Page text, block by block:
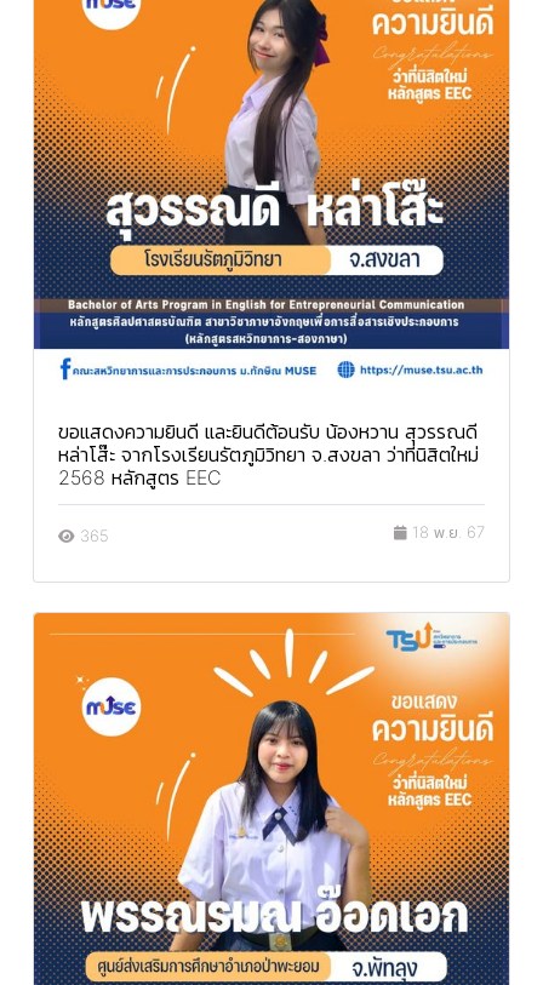
ขอแสดงความยินดี และยินดีต้อนรับ น้องหวาน สุวรรณดี
หล่าโส๊ะ จากโรงเรียนรัตภูมิวิทยา จ.สงขลา ว่าที่นิสิตใหม่
2568 หลักสูตร EEC
365 18 พ.ย. 67